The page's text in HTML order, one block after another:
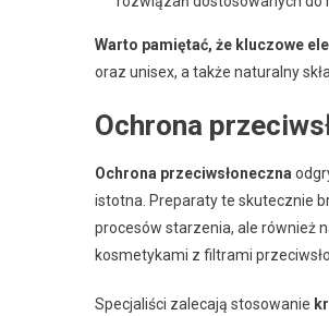
Warto pamiętać, że kluczowe
oraz unisex, a także naturalny
Ochrona
Ochrona przeciwsłoneczna
istotna. Preparaty te skutecznie
procesów starzenia, ale również
kosmetykami z filtrami
Specjaliści zalecają stosowanie